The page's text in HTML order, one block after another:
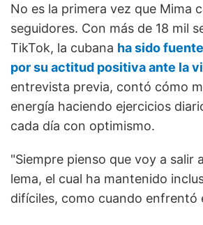
No es la primera vez que Mima
seguidores. Con más de 18 mil
TikTok, la cubana ha sido
por su actitud positiva ante la
entrevista previa, contó cómo
energía haciendo ejercicios
cada día con optimismo.
"Siempre pienso que voy a salir
lema, el cual ha mantenido
difíciles, como cuando enfrentó